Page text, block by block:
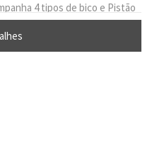
4 tipos de bico e Pistão